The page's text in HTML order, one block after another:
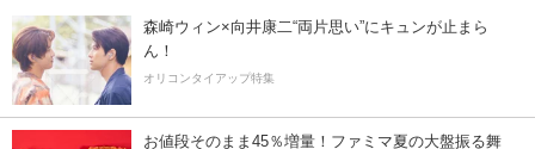
森崎ウィン×向井康二“両片思い”にキュンが止まら
ん！
オリコンタイアップ特集
お値段そのまま45％増量！ファミマ夏の大盤振る舞